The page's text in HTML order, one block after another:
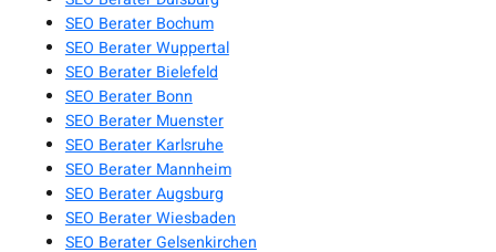
SEO Berater Bochum
SEO Berater Wuppertal
SEO Berater Bielefeld
SEO Berater Bonn
SEO Berater Muenster
SEO Berater Karlsruhe
SEO Berater Mannheim
SEO Berater Augsburg
SEO Berater Wiesbaden
SEO Berater Gelsenkirchen